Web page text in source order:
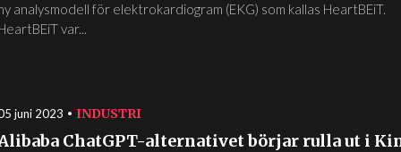
analysmodell för elektrokardiogram (EKG) som kallas HeartBEiT.
var...
juni 2023 INDUSTRI
ChatGPT-alternativet börjar rulla ut i